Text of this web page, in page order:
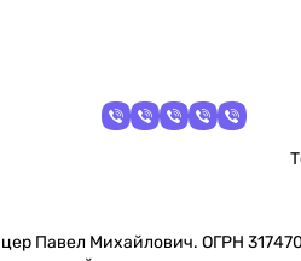
Павел Михайлович. ОГРН